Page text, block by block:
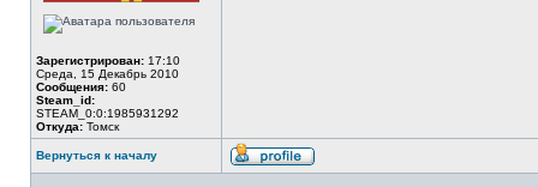
Зарегистрирован: 17:10
Среда, 15 Декабрь 2010
Сообщения: 60
Steam_id:
STEAM_0:0:1985931292
Откуда: Томск
Вернуться к началу
Профиль